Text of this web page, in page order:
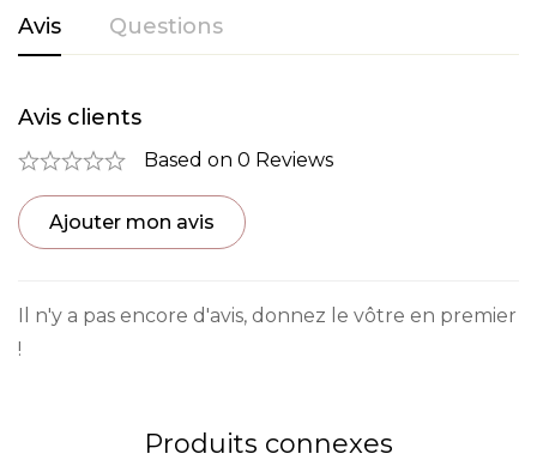
Avis Questions
Avis clients
Based on 0 Reviews
Ajouter mon avis
Il n'y a pas encore d'avis, donnez le vôtre en premier
!
Questions clients
0question sur ce produit
Poser ma question
Aucune question actuellement. Devenez le
premier à poser votre question !
Produits connexes